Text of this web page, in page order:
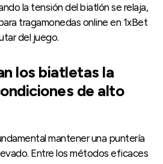
la tensión del biatlón se relaja,
tragamonedas online en 1xBet
del juego.
los biatletas la
de alto
mantener una puntería
Entre los métodos eficaces